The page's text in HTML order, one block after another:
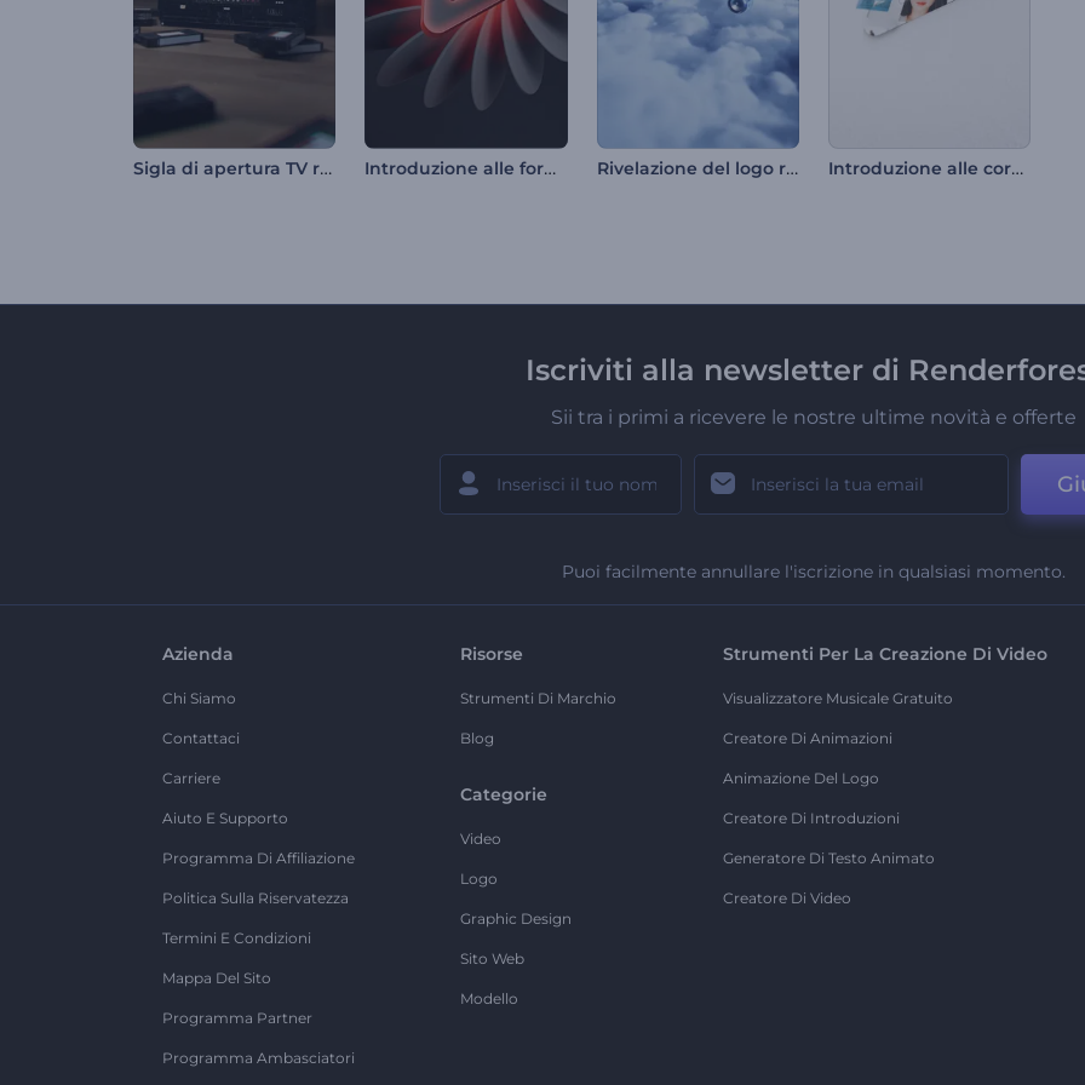
Sigla di apertura TV retrò Introduzione alle forme astratte vorticose Rivelazione del logo realistico dell'aereo Introduzione alle cornici per foto a mosaico
Iscriviti alla newsletter di
Sii tra i primi a ricevere le nostre ultime novità e offerte
Puoi facilmente annullare l'iscrizione in qualsiasi momento.
Azienda
Chi Siamo
Contattaci
Carriere
Aiuto E Supporto
Programma Di Affiliazione
Politica Sulla Riservatezza
Termini E Condizioni
Mappa Del Sito
Programma Partner
Programma Ambasciatori
Risorse
Strumenti Di Marchio
Blog
Categorie
Video
Logo
Graphic Design
Sito Web
Modello
Strumenti Per La Creazione Di Video
Visualizzatore Musicale Gratuito
Creatore Di Animazioni
Animazione Del Logo
Creatore Di Introduzioni
Generatore Di Testo Animato
Creatore Di Video